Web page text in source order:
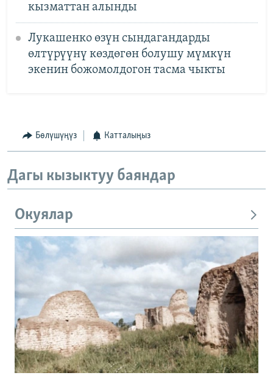
кызматтан алынды
Лукашенко өзүн сындагандарды
өлтүрүүнү көздөгөн болушу мүмкүн
экенин божомолдогон тасма чыкты
Бөлүшүңүз Катталыңыз
Дагы кызыктуу баяндар
Окуялар